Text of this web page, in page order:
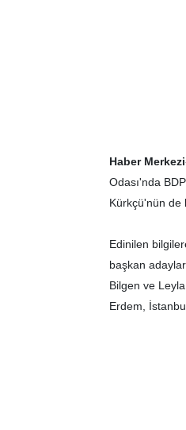
Haber Merkezi
Odası'nda
Kürkçü'nün de
Edinilen
başkan
Bilgen ve
Erdem,